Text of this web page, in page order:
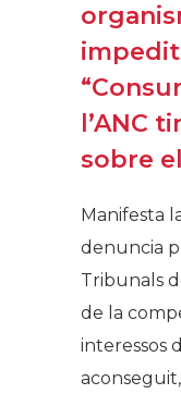
l’ANC
sobre
Manifesta
denuncia
Tribunals
de la
interessos
aconseguit,